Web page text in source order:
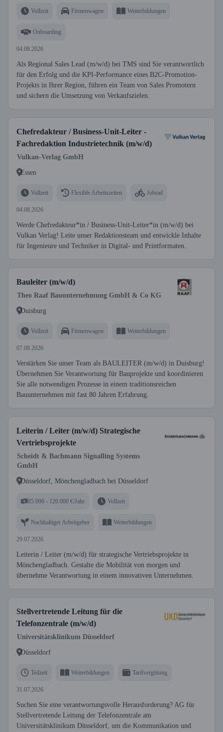
Vollzeit Firmenwagen Weiterbildungen
Onboarding
04.08.2026
Als Regional Sales Lead (m/w/d) bei TMS sind Sie verantwortlich
für den Erfolg und die KPI-Performance eines B2C-Promotion-
Projekts in Ihrer Region, führen ein Team von Sales Promotern
und sichern die Umsetzung von Verkaufszielen.
Chefredakteur / Business-Unit-Leiter -
Fachredaktion Industrietechnik (m/w/d)
Vulkan-Verlag GmbH
Essen
Vollzeit Flexible Arbeitszeiten Jobrad
04.08.2026
Werde Chefredakteur*in / Business-Unit-Leiter*in (m/w/d) bei
Vulkan Verlag! Leite unser Redaktionsteam und entwickle Inhalte
für Ingenieure und Techniker in Digital- und Printformaten.
Bauleiter (m/w/d)
Theo Raaf Bauunternehmung GmbH & Co KG
Duisburg
Vollzeit Firmenwagen Weiterbildungen
07.08.2026
Verstärken Sie unser Team als BAULEITER (m/w/d) in Duisburg!
Übernehmen Sie Verantwortung für Bauprojekte und koordinieren
Sie alle notwendigen Prozesse in einem traditionsreichen
Bauunternehmen mit fast 80 Jahren Erfahrung.
Leiterin / Leiter (m/w/d) Strategische
Vertriebsprojekte
Scheidt & Bachmann Signalling Systems
GmbH
Düsseldorf, Mönchengladbach bei Düsseldorf
85.000 - 120.000 €/Jahr Vollzeit
Nachhaltiger Arbeitgeber Weiterbildungen
29.07.2026
Leiterin / Leiter (m/w/d) für strategische Vertriebsprojekte in
Mönchengladbach. Gestalte die Mobilität von morgen und
übernehme Verantwortung in einem innovativen Unternehmen.
Stellvertretende Leitung für die
Telefonzentrale (m/w/d)
Universitätsklinikum Düsseldorf
Düsseldorf
Teilzeit Weiterbildungen Tarifvergütung
31.07.2026
Suchen Sie eine verantwortungsvolle Herausforderung? AG für
Stellvertretende Leitung der Telefonzentrale am
Universitätsklinikum Düsseldorf, um die Kommunikation und